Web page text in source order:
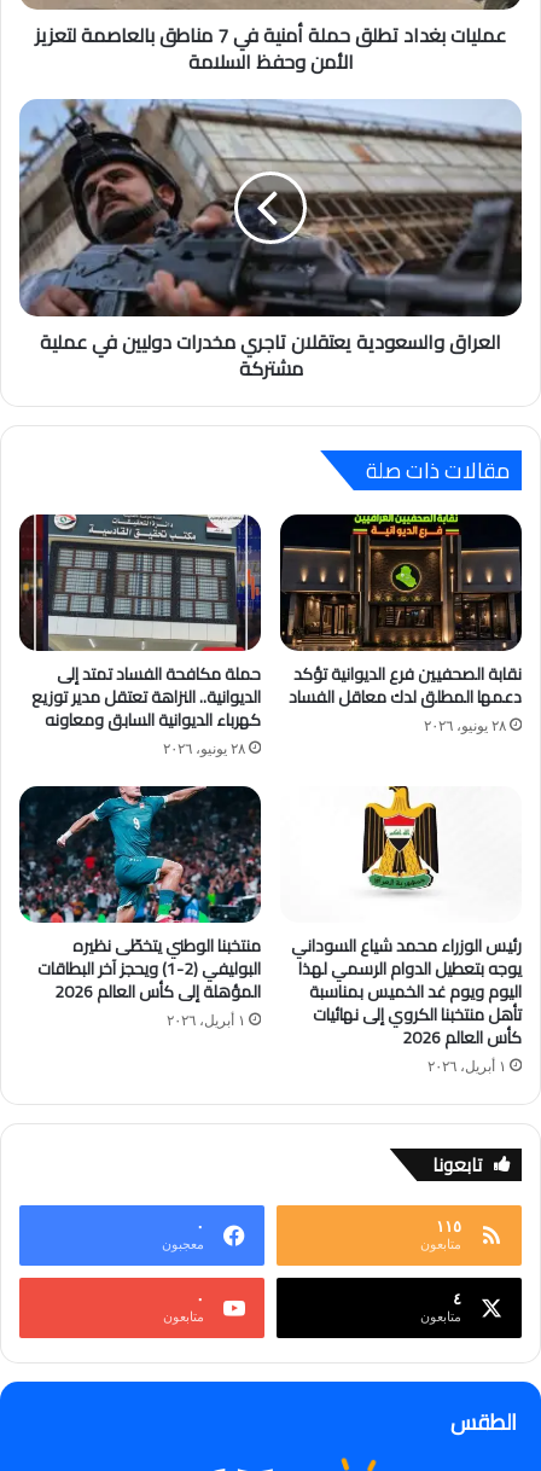
عمليات بغداد تطلق حملة أمنية في 7 مناطق بالعاصمة لتعزيز
الأمن وحفظ السلامة
العراق والسعودية يعتقلان تاجري مخدرات دوليين في عملية
مشتركة
مقالات ذات صلة
نقابة الصحفيين فرع الديوانية تؤكد
دعمها المطلق لدك معاقل الفساد
٢٨ يونيو، ٢٠٢٦
حملة مكافحة الفساد تمتد إلى
الديوانية.. النزاهة تعتقل مدير توزيع
كهرباء الديوانية السابق ومعاونه
٢٨ يونيو، ٢٠٢٦
رئيس الوزراء محمد شياع السوداني
يوجه بتعطيل الدوام الرسمي لهذا
اليوم ويوم غد الخميس بمناسبة
تأهل منتخبنا الكروي إلى نهائيات
كأس العالم 2026
١ أبريل، ٢٠٢٦
منتخبنا الوطني يتخطّى نظيره
البوليفي (2-1) ويحجز آخر البطاقات
المؤهلة إلى كأس العالم 2026
١ أبريل، ٢٠٢٦
تابعونا
١١٥
متابعون
٠
معجبون
٤
متابعون
٠
متابعون
الطقس